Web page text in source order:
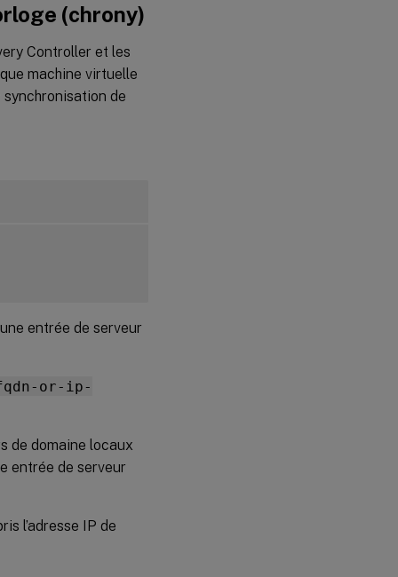
(chrony)
Controller et les
machine virtuelle
synchronisation de
entrée de serveur
or-ip-
de domaine locaux
entrée de serveur
l’adresse IP de